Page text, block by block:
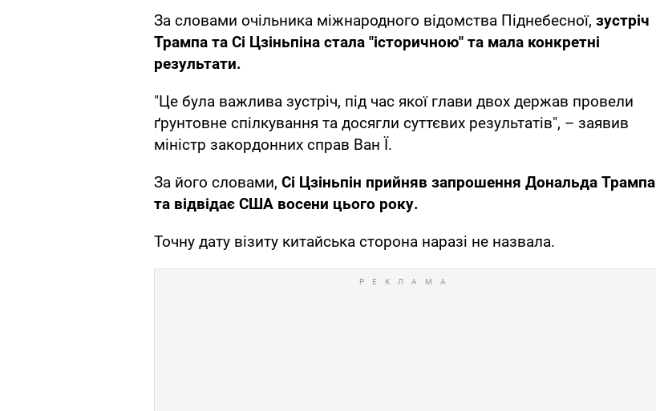
За словами очільника міжнародного відомства Піднебесної, зустріч
Трампа та Сі Цзіньпіна стала "історичною" та мала конкретні
результати.
"Це була важлива зустріч, під час якої глави двох держав провели
ґрунтовне спілкування та досягли суттєвих результатів", – заявив
міністр закордонних справ Ван Ї.
За його словами, Сі Цзіньпін прийняв запрошення Дональда Трампа
та відвідає США восени цього року.
Точну дату візиту китайська сторона наразі не назвала.